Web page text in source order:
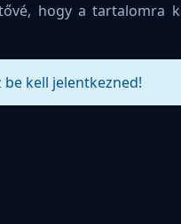
hogy a tartalomra
kell jelentkezned!